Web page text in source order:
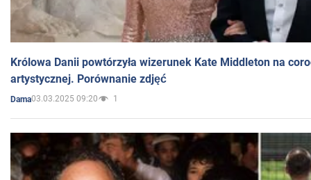
Królowa Danii powtórzyła wizerunek Kate Middleton na
artystycznej. Porównanie zdjęć
Dama03.03.2025 09:20 1